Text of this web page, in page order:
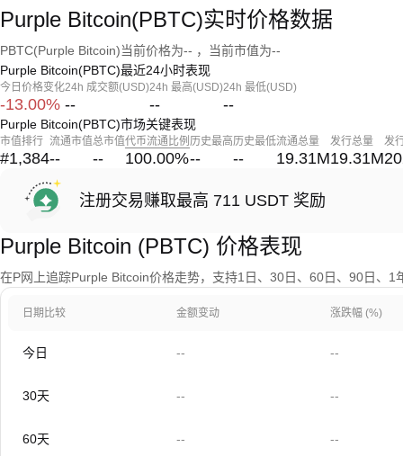
Purple Bitcoin(PBTC)实时价格数据
PBTC(Purple Bitcoin)当前价格为-- ，当前市值为--
Purple Bitcoin(PBTC)最近24小时表现
今日价格变化
-13.00%
24h 成交额(USD)
--
24h 最高(USD)
--
24h 最低(USD)
--
Purple Bitcoin(PBTC)市场关键表现
市值排行
#1,384
流通市值
--
总市值
--
代币流通比例
100.00%
历史最高
--
历史最低
--
流通总量
19.31M
发行总量
19.31M
发
注册交易赚取最高 711 USDT 奖励
Purple Bitcoin (PBTC) 价格表现
在P网上追踪Purple Bitcoin价格走势，支持1日、30日、60日、90日、1
日期比较 金额变动 涨跌幅 (%)
今日 -- --
30天 -- --
60天 -- --